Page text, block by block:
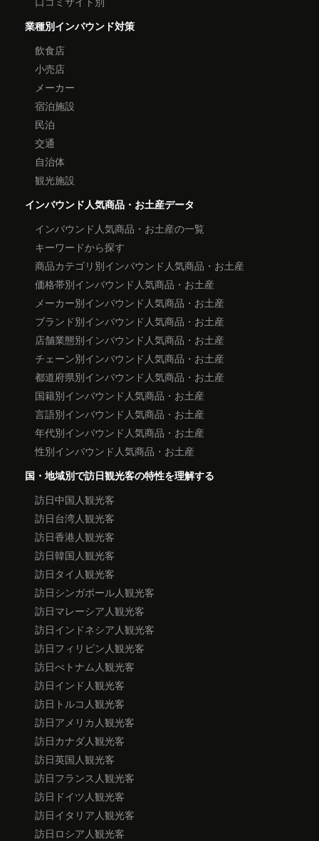
業種別インバウンド対策
飲食店
小売店
メーカー
宿泊施設
民泊
交通
自治体
観光施設
インバウンド人気商品・お土産データ
インバウンド人気商品・お土産の一覧
キーワードから探す
商品カテゴリ別インバウンド人気商品・お土産
価格帯別インバウンド人気商品・お土産
メーカー別インバウンド人気商品・お土産
ブランド別インバウンド人気商品・お土産
店舗業態別インバウンド人気商品・お土産
チェーン別インバウンド人気商品・お土産
都道府県別インバウンド人気商品・お土産
国籍別インバウンド人気商品・お土産
言語別インバウンド人気商品・お土産
年代別インバウンド人気商品・お土産
性別インバウンド人気商品・お土産
国・地域別で訪日観光客の特性を理解する
訪日中国人観光客
訪日台湾人観光客
訪日香港人観光客
訪日韓国人観光客
訪日タイ人観光客
訪日シンガポール人観光客
訪日マレーシア人観光客
訪日インドネシア人観光客
訪日フィリピン人観光客
訪日べトナム人観光客
訪日インド人観光客
訪日トルコ人観光客
訪日アメリカ人観光客
訪日カナダ人観光客
訪日英国人観光客
訪日フランス人観光客
訪日ドイツ人観光客
訪日イタリア人観光客
訪日ロシア人観光客